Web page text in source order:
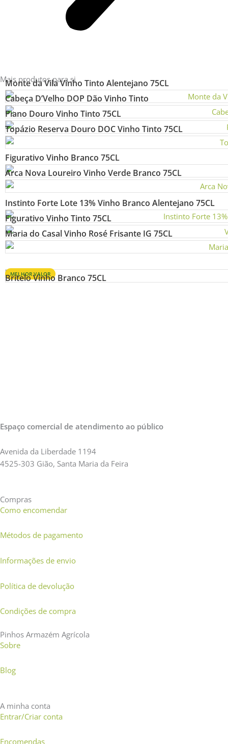
Mais produtos para si
Monte da Vila Vinho Tinto Alentejano 75CL
Cabeça D’Velho DOP Dão Vinho Tinto
Piano Douro Vinho Tinto 75CL
Topázio Reserva Douro DOC Vinho Tinto 75CL
Figurativo Vinho Branco 75CL
Arca Nova Loureiro Vinho Verde Branco 75CL
Instinto Forte Lote 13% Vinho Branco Alentejano 75CL
Figurativo Vinho Tinto 75CL
Maria do Casal Vinho Rosé Frisante IG 75CL
MELHOR VALOR
Britelo Vinho Branco 75CL
Espaço comercial de atendimento ao público
Avenida da Liberdade 1194
4525-303 Gião, Santa Maria da Feira
Compras
Como encomendar
Métodos de pagamento
Informações de envio
Política de devolução
Condições de compra
Pinhos Armazém Agrícola
Sobre
Blog
A minha conta
Entrar/Criar conta
Encomendas